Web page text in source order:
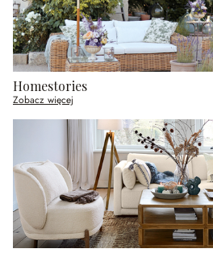
Homestories
Zobacz więcej